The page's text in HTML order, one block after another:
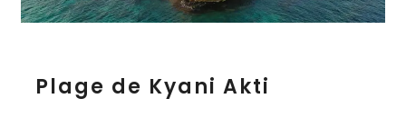
l
Plage de Kyani Akti